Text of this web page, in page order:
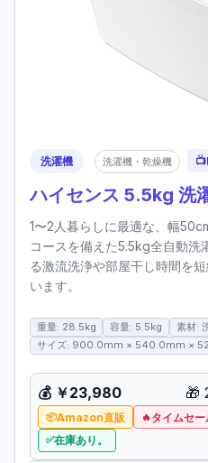
洗濯機 洗濯機・乾燥機 📺
ハイセンス 5.5kg 洗
1〜2人暮らしに最適な、幅
コースを備えた5.5kg全自動洗
る激流洗浄や部屋干し時間を
います。
重量: 28.5kg 容量: 5.5kg
素材:
サイズ: 900.0mm × 540.0mm ×
💰 ￥23,980 🎁
Amazon直販 タイムセー
在庫あり。